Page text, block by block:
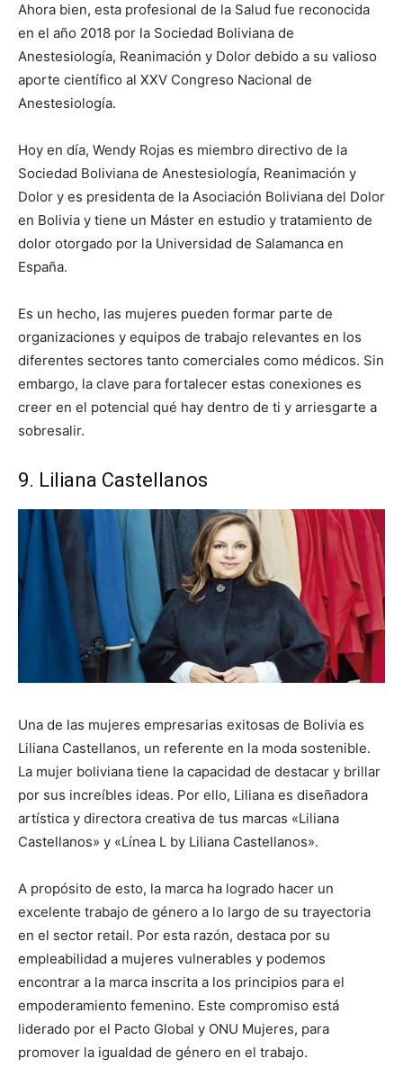
Ahora bien, esta profesional de la Salud fue reconocida
en el año 2018 por la Sociedad Boliviana de
Anestesiología, Reanimación y Dolor debido a su valioso
aporte científico al XXV Congreso Nacional de
Anestesiología.
Hoy en día, Wendy Rojas es miembro directivo de la
Sociedad Boliviana de Anestesiología, Reanimación y
Dolor y es presidenta de la Asociación Boliviana del Dolor
en Bolivia y tiene un Máster en estudio y tratamiento de
dolor otorgado por la Universidad de Salamanca en
España.
Es un hecho, las mujeres pueden formar parte de
organizaciones y equipos de trabajo relevantes en los
diferentes sectores tanto comerciales como médicos. Sin
embargo, la clave para fortalecer estas conexiones es
creer en el potencial qué hay dentro de ti y arriesgarte a
sobresalir.
9. Liliana Castellanos
Una de las mujeres empresarias exitosas de Bolivia es
Liliana Castellanos, un referente en la moda sostenible.
La mujer boliviana tiene la capacidad de destacar y brillar
por sus increíbles ideas. Por ello, Liliana es diseñadora
artística y directora creativa de tus marcas «Liliana
Castellanos» y «Línea L by Liliana Castellanos».
A propósito de esto, la marca ha logrado hacer un
excelente trabajo de género a lo largo de su trayectoria
en el sector retail. Por esta razón, destaca por su
empleabilidad a mujeres vulnerables y podemos
encontrar a la marca inscrita a los principios para el
empoderamiento femenino. Este compromiso está
liderado por el Pacto Global y ONU Mujeres, para
promover la igualdad de género en el trabajo.